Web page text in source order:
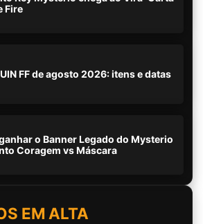
Fire
FF de agosto 2026: itens e datas
o Banner Legado do Mysterio
Coragem vs Máscara
EM ALTA